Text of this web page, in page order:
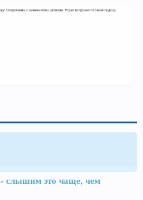
- слышим это чаще, чем